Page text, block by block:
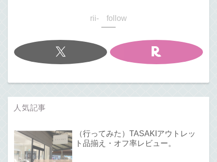
rii- follow
人気記事
（行ってみた）TASAKIアウトレッ
ト品揃え・オフ率レビュー。